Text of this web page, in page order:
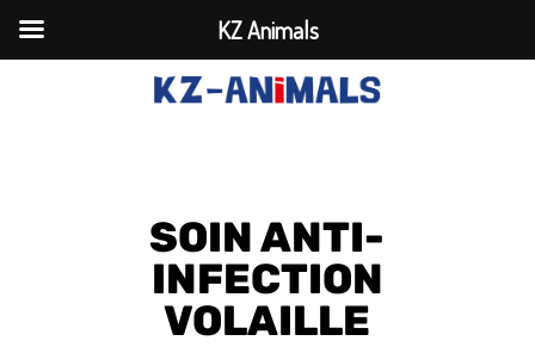
SOIN ANTI-
INFECTION
VOLAILLE
KZ Animals